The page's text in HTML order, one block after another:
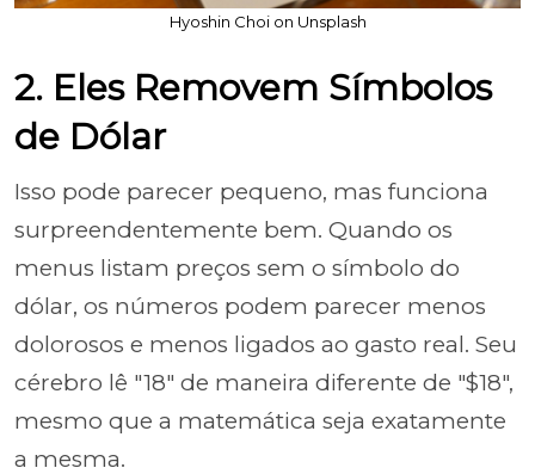
Hyoshin Choi on Unsplash
2. Eles Removem Símbolos
de Dólar
Isso pode parecer pequeno, mas funciona
surpreendentemente bem. Quando os
menus listam preços sem o símbolo do
dólar, os números podem parecer menos
dolorosos e menos ligados ao gasto real. Seu
cérebro lê "18" de maneira diferente de "$18",
mesmo que a matemática seja exatamente
a mesma.